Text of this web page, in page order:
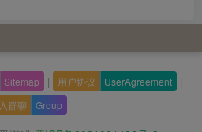
Sitemap | 用户协议 UserAgreement |
群聊 Group